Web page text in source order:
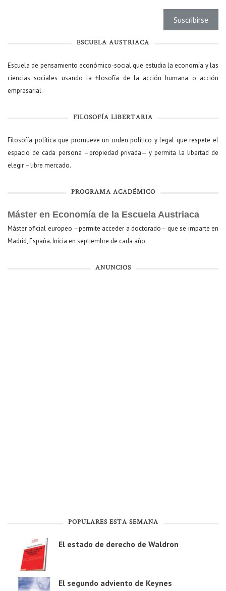
ESCUELA AUSTRIACA
Escuela de pensamiento económico-social que estudia la economía y las
ciencias sociales usando la filosofía de la acción humana o acción
empresarial.
FILOSOFÍA LIBERTARIA
Filosofía política que promueve un orden político y legal que respete el
espacio de cada persona —propiedad privada— y permita la libertad de
elegir —libre mercado.
PROGRAMA ACADÉMICO
Máster en Economía de la Escuela Austriaca
Máster oficial europeo —permite acceder a doctorado— que se imparte en
Madrid, España. Inicia en septiembre de cada año.
ANUNCIOS
POPULARES ESTA SEMANA
El estado de derecho de Waldron
El segundo adviento de Keynes